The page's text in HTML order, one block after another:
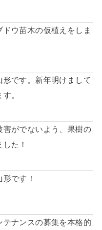
ウ苗木の仮植えをしま
形です。新年明けまして
。
害がでないよう、果樹の
た！
です！
テナンスの募集を本格的